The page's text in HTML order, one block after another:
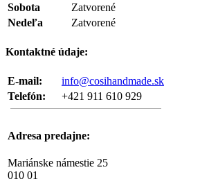
Sobota
Zatvorené
Nedeľa
Zatvorené
Kontaktné údaje:
E-mail:
info@cosihandmade.sk
Telefón:
+421 911 610 929
Adresa predajne:
Mariánske námestie 25
010 01